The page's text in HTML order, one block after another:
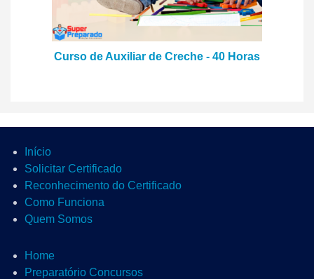
Curso de Auxiliar de Creche - 40 Horas
Início
Solicitar Certificado
Reconhecimento do Certificado
Como Funciona
Quem Somos
Home
Preparatório Concursos